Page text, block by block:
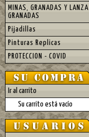
MINAS, GRANADAS Y LANZA
GRANADAS
Pijadillas
Pinturas Replicas
PROTECCION - COVID
Ir al carrito
Su carrito está vacío